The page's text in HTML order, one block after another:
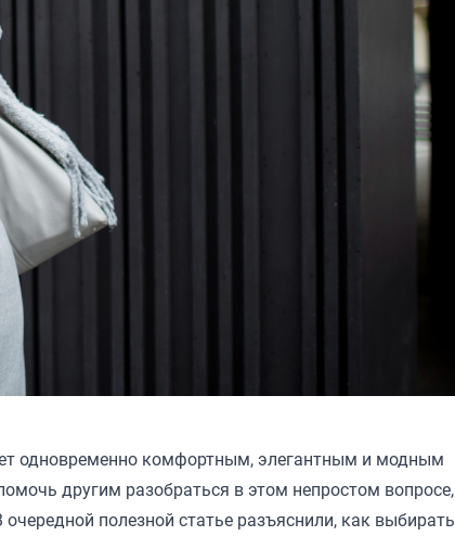
одновременно комфортным, элегантным и модным
другим разобраться в этом непростом вопросе,
очередной полезной статье разъяснили, как выбирать